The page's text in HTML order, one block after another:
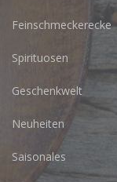
Feinschmeckerecke
Spirituosen
Geschenkwelt
Neuheiten
Saisonales